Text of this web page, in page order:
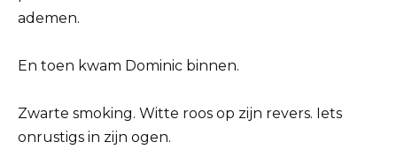
ademen.
En toen kwam Dominic binnen.
Zwarte smoking. Witte roos op zijn revers. Iets
onrustigs in zijn ogen.